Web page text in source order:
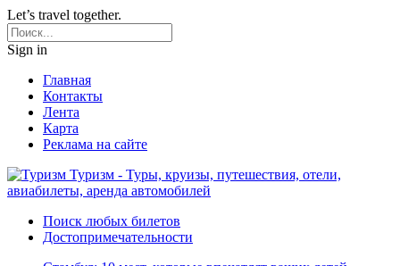
Let’s travel together.
Sign in
Главная
Контакты
Лента
Карта
Реклама на сайте
Туризм - Туры, круизы, путешествия, отели,
авиабилеты, аренда автомобилей
Поиск любых билетов
Достопримечательности